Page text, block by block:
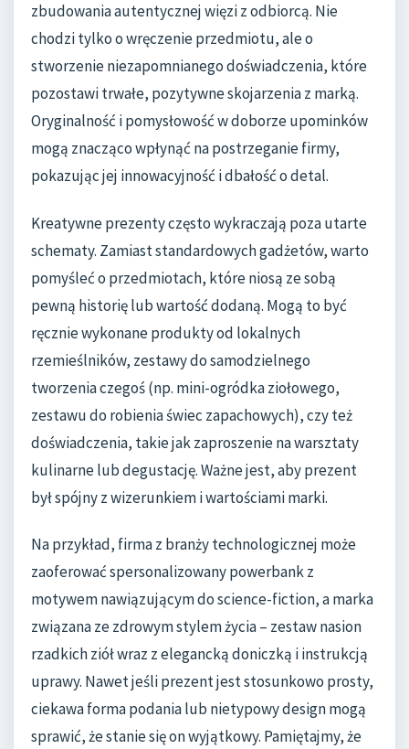
zbudowania autentycznej więzi z odbiorcą. Nie
chodzi tylko o wręczenie przedmiotu, ale o
stworzenie niezapomnianego doświadczenia, które
pozostawi trwałe, pozytywne skojarzenia z marką.
Oryginalność i pomysłowość w doborze upominków
mogą znacząco wpłynąć na postrzeganie firmy,
pokazując jej innowacyjność i dbałość o detal.
Kreatywne prezenty często wykraczają poza utarte
schematy. Zamiast standardowych gadżetów, warto
pomyśleć o przedmiotach, które niosą ze sobą
pewną historię lub wartość dodaną. Mogą to być
ręcznie wykonane produkty od lokalnych
rzemieślników, zestawy do samodzielnego
tworzenia czegoś (np. mini-ogródka ziołowego,
zestawu do robienia świec zapachowych), czy też
doświadczenia, takie jak zaproszenie na warsztaty
kulinarne lub degustację. Ważne jest, aby prezent
był spójny z wizerunkiem i wartościami marki.
Na przykład, firma z branży technologicznej może
zaoferować spersonalizowany powerbank z
motywem nawiązującym do science-fiction, a marka
związana ze zdrowym stylem życia – zestaw nasion
rzadkich ziół wraz z elegancką doniczką i instrukcją
uprawy. Nawet jeśli prezent jest stosunkowo prosty,
ciekawa forma podania lub nietypowy design mogą
sprawić, że stanie się on wyjątkowy. Pamiętajmy, że